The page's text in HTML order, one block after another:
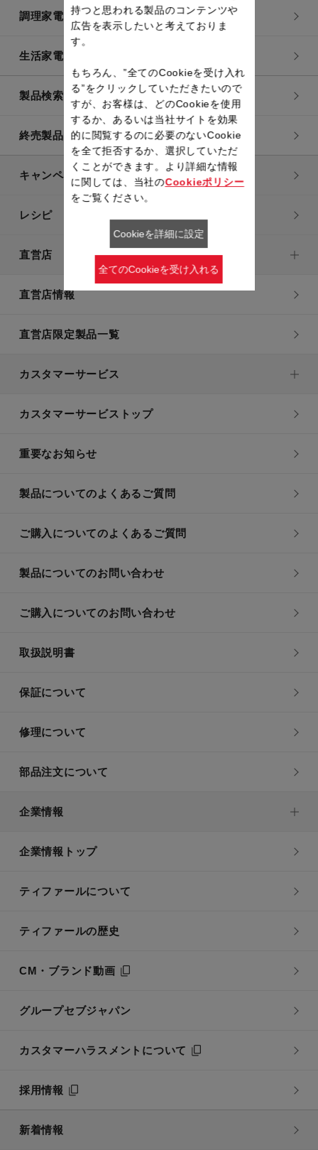
調理家電
生活家電
製品検索一覧
終売製品一覧
キャンペーン・特集
レシピ
直営店
直営店情報
直営店限定製品一覧
カスタマーサービス
カスタマーサービストップ
重要なお知らせ
製品についてのよくあるご質問
ご購入についてのよくあるご質問
製品についてのお問い合わせ
ご購入についてのお問い合わせ
取扱説明書
保証について
修理について
部品注文について
企業情報
企業情報トップ
ティファールについて
ティファールの歴史
CM・ブランド動画
グループセブジャパン
カスタマーハラスメントについて
採用情報
新着情報
持つと思われる製品のコンテンツや
広告を表示したいと考えておりま
す。
もちろん、”全てのCookieを受け入れ
る”をクリックしていただきたいので
すが、お客様は、どのCookieを使用
するか、あるいは当社サイトを効果
的に閲覧するのに必要のないCookie
を全て拒否するか、選択していただ
くことができます。より詳細な情報
に関しては、当社のCookieポリシー
をご覧ください。
Cookieを詳細に設定
全てのCookieを受け入れる